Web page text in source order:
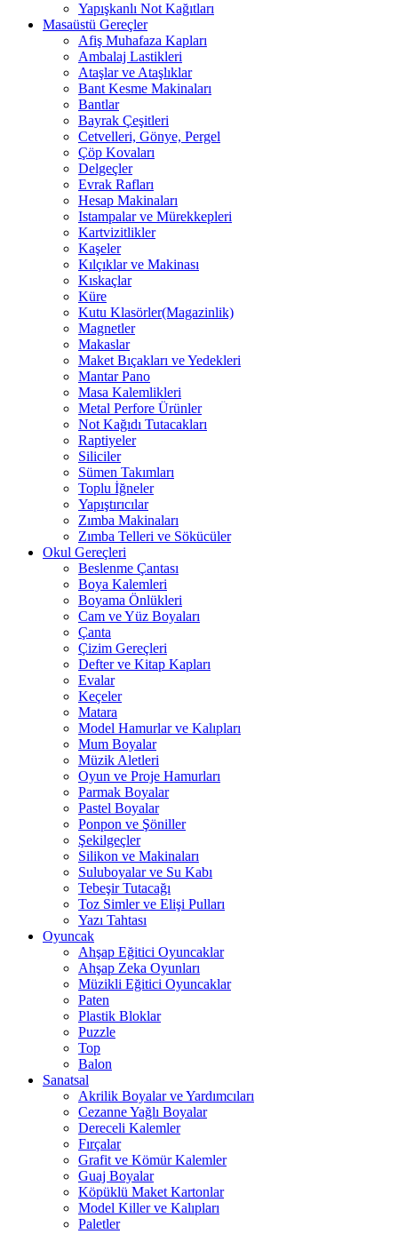
Yapışkanlı Not Kağıtları
Masaüstü Gereçler
Afiş Muhafaza Kapları
Ambalaj Lastikleri
Ataşlar ve Ataşlıklar
Bant Kesme Makinaları
Bantlar
Bayrak Çeşitleri
Cetvelleri, Gönye, Pergel
Çöp Kovaları
Delgeçler
Evrak Rafları
Hesap Makinaları
Istampalar ve Mürekkepleri
Kartvizitlikler
Kaşeler
Kılçıklar ve Makinası
Kıskaçlar
Küre
Kutu Klasörler(Magazinlik)
Magnetler
Makaslar
Maket Bıçakları ve Yedekleri
Mantar Pano
Masa Kalemlikleri
Metal Perfore Ürünler
Not Kağıdı Tutacakları
Raptiyeler
Siliciler
Sümen Takımları
Toplu İğneler
Yapıştırıcılar
Zımba Makinaları
Zımba Telleri ve Sökücüler
Okul Gereçleri
Beslenme Çantası
Boya Kalemleri
Boyama Önlükleri
Cam ve Yüz Boyaları
Çanta
Çizim Gereçleri
Defter ve Kitap Kapları
Evalar
Keçeler
Matara
Model Hamurlar ve Kalıpları
Mum Boyalar
Müzik Aletleri
Oyun ve Proje Hamurları
Parmak Boyalar
Pastel Boyalar
Ponpon ve Şöniller
Şekilgeçler
Silikon ve Makinaları
Suluboyalar ve Su Kabı
Tebeşir Tutacağı
Toz Simler ve Elişi Pulları
Yazı Tahtası
Oyuncak
Ahşap Eğitici Oyuncaklar
Ahşap Zeka Oyunları
Müzikli Eğitici Oyuncaklar
Paten
Plastik Bloklar
Puzzle
Top
Balon
Sanatsal
Akrilik Boyalar ve Yardımcıları
Cezanne Yağlı Boyalar
Dereceli Kalemler
Fırçalar
Grafit ve Kömür Kalemler
Guaj Boyalar
Köpüklü Maket Kartonlar
Model Killer ve Kalıpları
Paletler